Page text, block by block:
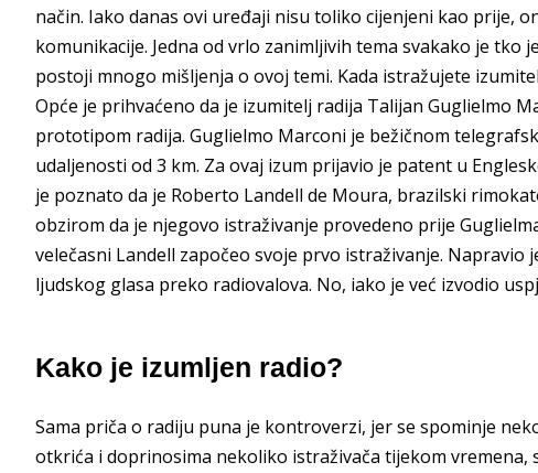
način. Iako danas ovi uređaji nisu toliko cijenjeni kao prije,
komunikacije. Jedna od vrlo zanimljivih tema svakako je tko
postoji mnogo mišljenja o ovoj temi. Kada istražujete
Opće je prihvaćeno da je izumitelj radija Talijan Guglielmo
prototipom radija. Guglielmo Marconi je bežičnom
udaljenosti od 3 km. Za ovaj izum prijavio je patent u
je poznato da je Roberto Landell de Moura, brazilski
obzirom da je njegovo istraživanje provedeno prije
velečasni Landell započeo svoje prvo istraživanje.
ljudskog glasa preko radiovalova. No, iako je već izvodio
Kako je izumljen radio?
Sama priča o radiju puna je kontroverzi, jer se spominje
otkrića i doprinosima nekoliko istraživača tijekom vremena,